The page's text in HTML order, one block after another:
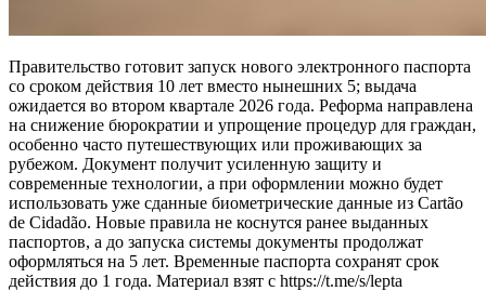
Правительство готовит запуск нового электронного паспорта
со сроком действия 10 лет вместо нынешних 5; выдача
ожидается во втором квартале 2026 года. Реформа направлена
на снижение бюрократии и упрощение процедур для граждан,
особенно часто путешествующих или проживающих за
рубежом. Документ получит усиленную защиту и
современные технологии, а при оформлении можно будет
использовать уже сданные биометрические данные из Cartão
de Cidadão. Новые правила не коснутся ранее выданных
паспортов, а до запуска системы документы продолжат
оформляться на 5 лет. Временные паспорта сохранят срок
действия до 1 года. Материал взят с https://t.me/s/lepta